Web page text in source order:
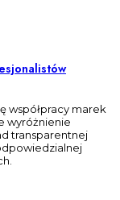
współpracy marek
wyróżnienie
transparentnej